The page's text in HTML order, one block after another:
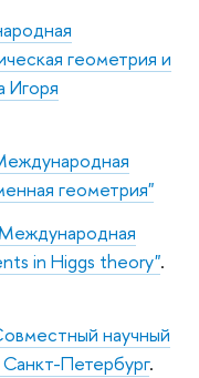
геометрия и
Игоря
геометрия"
Международная
in Higgs theory".
научный
Петербург.